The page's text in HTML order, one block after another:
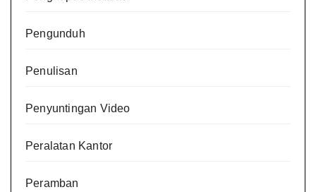
Pengunduh
Penulisan
Penyuntingan Video
Peralatan Kantor
Peramban